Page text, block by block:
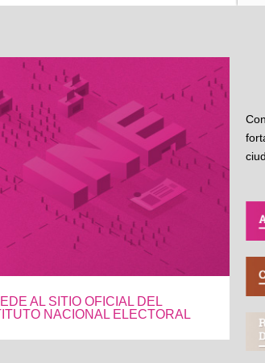
AL SITIO OFICIAL DEL
NACIONAL ELECTORAL